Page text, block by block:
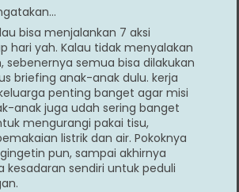
bisa menjalankan 7 aksi
hari yah. Kalau tidak menyalakan
sebenernya semua bisa dilakukan
briefing anak-anak dulu. kerja
penting banget agar misi
anak juga udah sering banget
mengurangi pakai tisu,
listrik dan air. Pokoknya
pun, sampai akhirnya
kesadaran sendiri untuk peduli